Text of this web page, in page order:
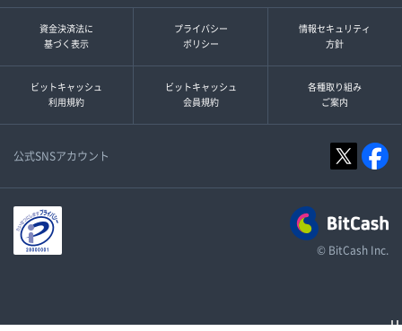
資金決済法に
基づく表示
プライバシー
ポリシー
情報セキュリティ
方針
ビットキャッシュ
利用規約
ビットキャッシュ
会員規約
各種取り組み
ご案内
公式SNSアカウント
© BitCash Inc.